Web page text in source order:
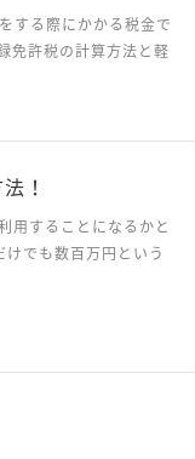
する際にかかる税金で
免許税の計算方法と軽
物などに対...
！
用することになるかと
でも数百万円という
組めなかった...